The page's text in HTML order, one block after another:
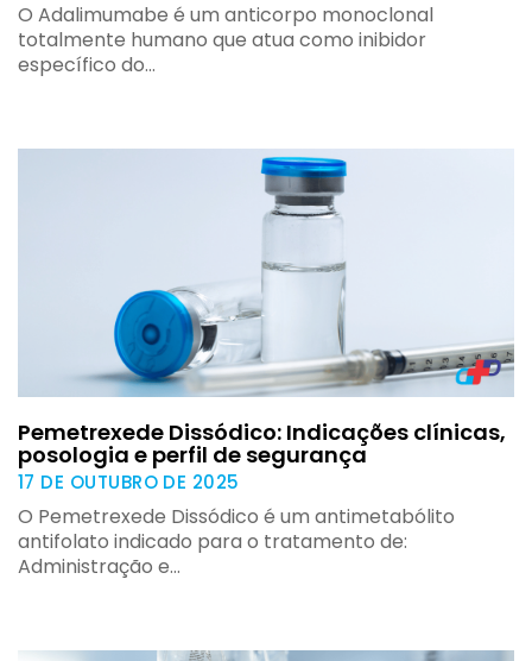
O Adalimumabe é um anticorpo monoclonal
totalmente humano que atua como inibidor
específico do…
17 DE OUTUBRO DE 2025
Pemetrexede Dissódico: Indicações clínicas,
posologia e perfil de segurança
O Pemetrexede Dissódico é um antimetabólito
antifolato indicado para o tratamento de:
Administração e…